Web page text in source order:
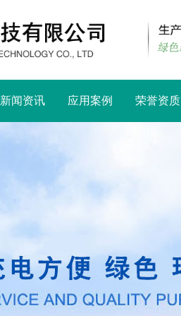
新闻资讯 应用案例 荣誉资质